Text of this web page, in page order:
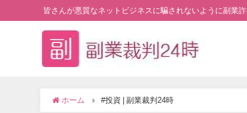
皆さんが悪質なネットビジネスに騙されないように副業
ホーム #投資 | 副業裁判24時